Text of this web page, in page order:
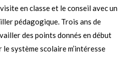
en classe et le conseil avec un
pédagogique. Trois ans de
des points donnés en début
le système scolaire m’intéresse